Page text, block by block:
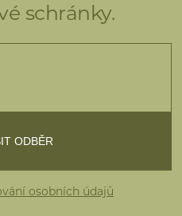
schránky.
osobních údajů